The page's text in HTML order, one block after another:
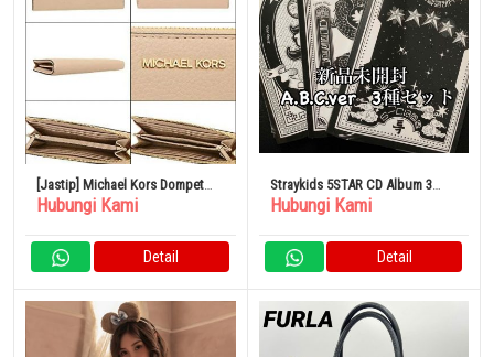
[Jastip] Michael Kors Dompet
Panjang 35H8GTVZ3L-bisk
Hubungi Kami
Detail
Straykids 5STAR CD Album 3
Jenis
Hubungi Kami
Detail